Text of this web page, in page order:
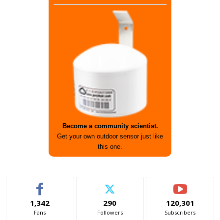
Become a community scientist.
Get your own outdoor sensor just like
this one.
1,342
Fans
290
Followers
120,301
Subscribers